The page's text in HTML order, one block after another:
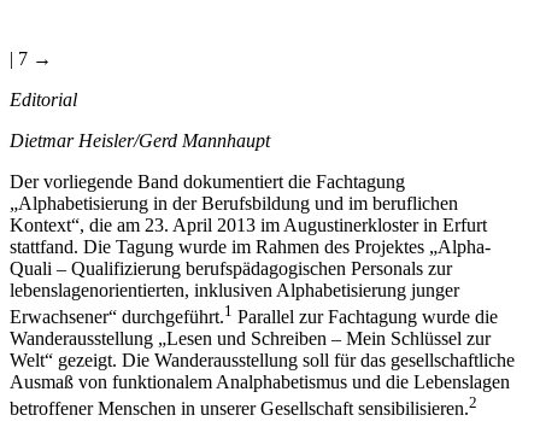
| 7 →
Editorial
Dietmar Heisler/Gerd Mannhaupt
Der vorliegende Band dokumentiert die Fachtagung
„Alphabetisierung in der Berufsbildung und im beruflichen
Kontext“, die am 23. April 2013 im Augustinerkloster in Erfurt
stattfand. Die Tagung wurde im Rahmen des Projektes „Alpha-
Quali – Qualifizierung berufspädagogischen Personals zur
lebenslagenorientierten, inklusiven Alphabetisierung junger
Erwachsener“ durchgeführt.1 Pa­rallel zur Fachtagung wurde die
Wanderausstellung „Lesen und Schreiben – Mein Schlüssel zur
Welt“ gezeigt. Die Wanderausstellung soll für das gesellschaftliche
Ausmaß von funktionalem Analphabetismus und die Lebenslagen
betroffener Menschen in unserer Gesellschaft sensibilisieren.2